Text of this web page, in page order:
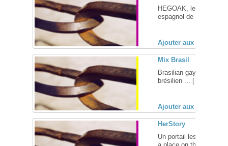
HEGOAK, le portail
espagnol de Bilbao ... [
Ajouter aux favoris
Mix Brasil
Brasilian gay and
brésilien ... [
Ajouter aux favoris
HerStory
Un portail lesbien bien